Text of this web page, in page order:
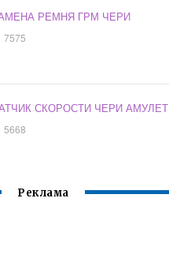
РЕМНЯ ГРМ ЧЕРИ
7575
СКОРОСТИ ЧЕРИ АМУЛЕТ
5668
Реклама